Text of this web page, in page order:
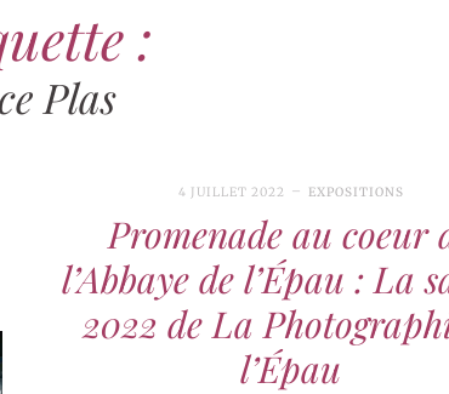
:
Plas
4 JUILLET 2022 EXPOSITIONS
Promenade au coeur
l’Abbaye de l’Épau : La
2022 de La
l’Épau